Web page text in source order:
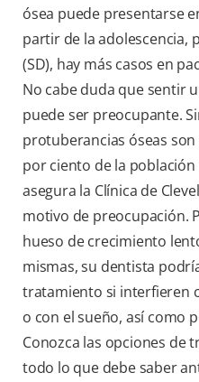
ósea puede presentarse
partir de la adolescencia,
(SD), hay más casos en
No cabe duda que sentir
puede ser preocupante.
protuberancias óseas
por ciento de la población
asegura la Clínica de
motivo de preocupación.
hueso de crecimiento
mismas, su dentista
tratamiento si interfieren
o con el sueño, así como
Conozca las opciones de
todo lo que debe saber